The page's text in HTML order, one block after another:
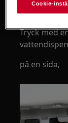
Tryck med
på en sida,
Cookie-